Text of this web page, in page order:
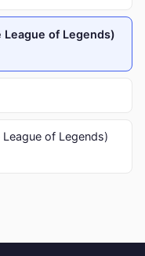
of Legends)
of Legends)